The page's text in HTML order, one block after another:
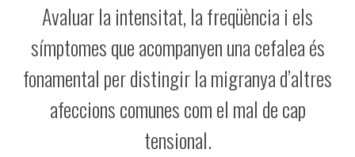
Avaluar la intensitat, la freqüència i els
símptomes que acompanyen una cefalea és
fonamental per distingir la migranya d’altres
afeccions comunes com el mal de cap
tensional.